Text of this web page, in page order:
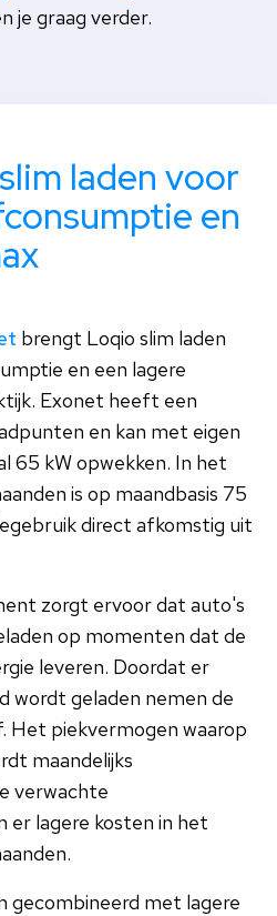
je graag verder.
laden voor
en
brengt Loqio slim laden
en een lagere
Exonet heeft een
en kan met eigen
65 kW opwekken. In het
is op maandbasis 75
direct afkomstig uit
zorgt ervoor dat auto's
op momenten dat de
leveren. Doordat er
wordt geladen nemen de
Het piekvermogen waarop
maandelijks
verwachte
er lagere kosten in het
gecombineerd met lagere